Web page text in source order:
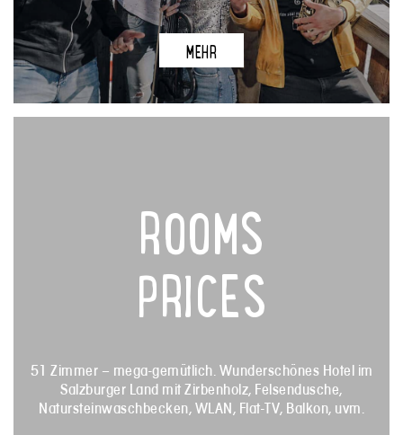
MEHR
ROOMS
PRICES
51 Zimmer – mega-gemütlich. Wunderschönes Hotel im
Salzburger Land mit Zirbenholz, Felsendusche,
Natursteinwaschbecken, WLAN, Flat-TV, Balkon, uvm.